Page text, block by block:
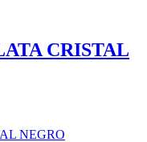
CRISTAL
NEGRO